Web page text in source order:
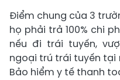
Điểm chung của 3
họ phải trả 100% chi
nếu đi trái tuyến,
ngoại trú trái tuyến tại
Bảo hiểm y tế thanh